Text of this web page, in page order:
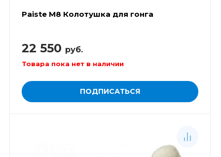
Paiste M8 Колотушка для гонга
22 550 руб.
Товара пока нет в наличии
ПОДПИСАТЬСЯ